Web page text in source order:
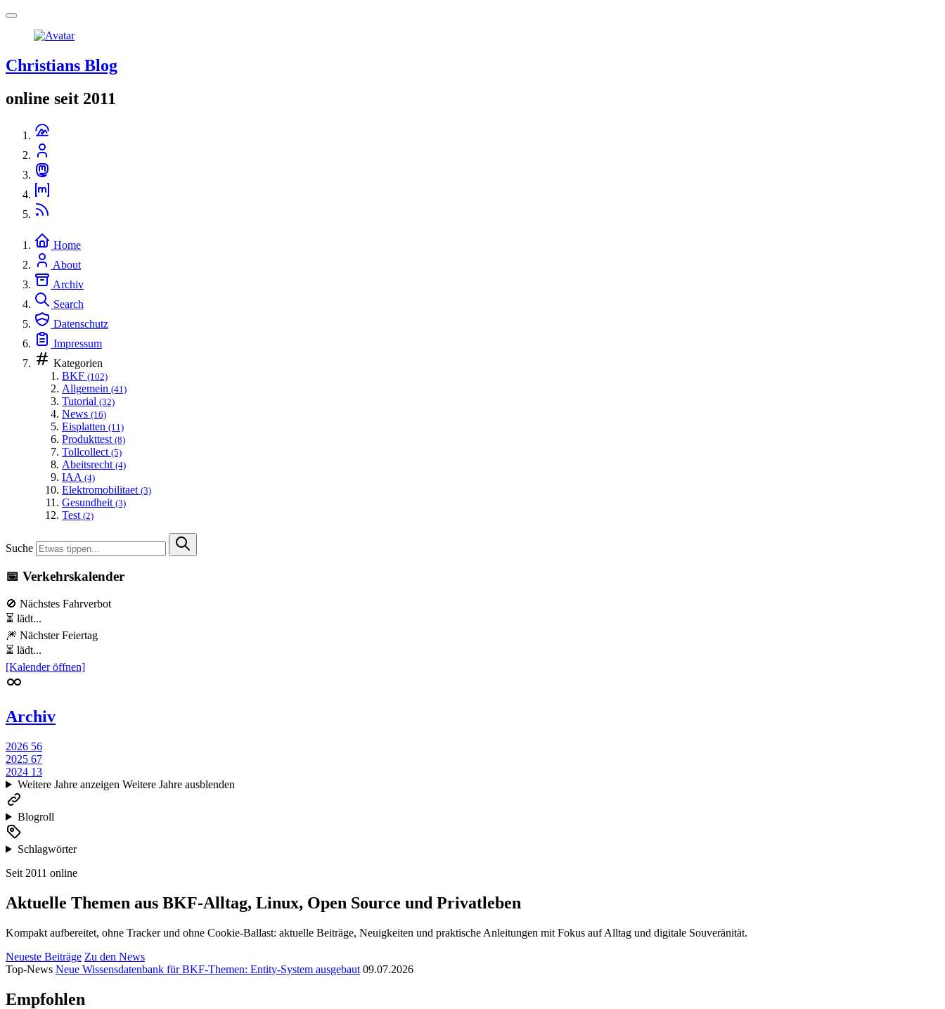
Christians Blog
online seit 2011
Home
About
Archiv
Search
Datenschutz
Impressum
Kategorien
BKF (102)
Allgemein (41)
Tutorial (32)
News (16)
Eisplatten (11)
Produkttest (8)
Tollcollect (5)
Abeitsrecht (4)
IAA (4)
Elektromobilitaet (3)
Gesundheit (3)
Test (2)
Suche
📅 Verkehrskalender
🚫 Nächstes Fahrverbot
⏳ lädt...
🎆 Nächster Feiertag
⏳ lädt...
[Kalender öffnen]
Archiv
2026 56
2025 67
2024 13
Weitere Jahre anzeigen Weitere Jahre ausblenden
Blogroll
Schlagwörter
Seit 2011 online
Aktuelle Themen aus BKF-Alltag, Linux, Open Source und Privatleben
Kompakt aufbereitet, ohne Tracker und ohne Cookie-Ballast: aktuelle Beiträge, Neuigkeiten und praktische Anleitungen mit Fokus auf Alltag und digitale Souveränität.
Neueste Beiträge Zu den News
Top-News Neue Wissensdatenbank für BKF-Themen: Entity-System ausgebaut 09.07.2026
Empfohlen